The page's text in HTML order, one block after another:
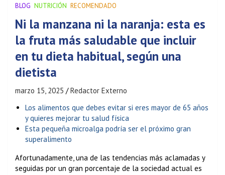
BLOG NUTRICIÓN RECOMENDADO
Ni la manzana ni la naranja: esta es
la fruta más saludable que incluir
en tu dieta habitual, según una
dietista
marzo 15, 2025
Redactor Externo
Los alimentos que debes evitar si eres mayor de 65 años
y quieres mejorar tu salud física
Esta pequeña microalga podría ser el próximo gran
superalimento
Afortunadamente, una de las tendencias más aclamadas y
seguidas por un gran porcentaje de la sociedad actual es